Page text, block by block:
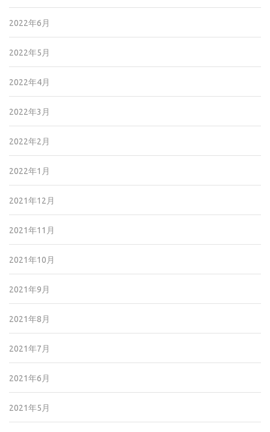
2022年6月
2022年5月
2022年4月
2022年3月
2022年2月
2022年1月
2021年12月
2021年11月
2021年10月
2021年9月
2021年8月
2021年7月
2021年6月
2021年5月